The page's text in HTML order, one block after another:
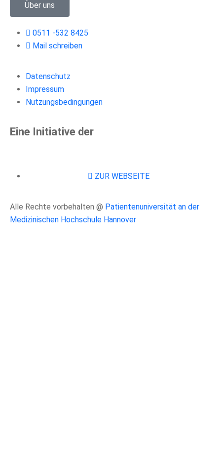
Über uns
0511 -532 8425
Mail schreiben
Datenschutz
Impressum
Nutzungsbedingungen
Eine Initiative der
ZUR WEBSEITE
Alle Rechte vorbehalten @ Patientenuniversität an der
Medizinischen Hochschule Hannover